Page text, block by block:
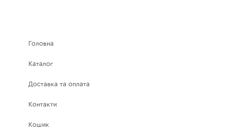
Головна
Каталог
Доставка та оплата
Контакти
Кошик